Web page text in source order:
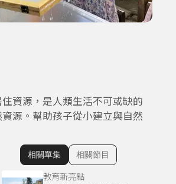
資源，是人類生活不可或缺的
源。幫助孩子從小建立與自然
顯示相關單集
相關單集 相關節目
教育新亮點